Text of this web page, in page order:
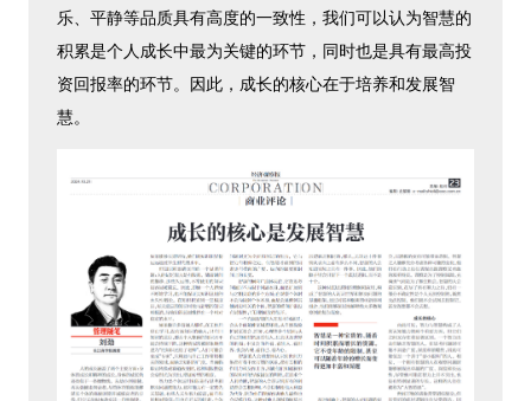
乐、平静等品质具有高度的一致性，我们可以认为智慧的
积累是个人成长中最为关键的环节，同时也是具有最高投
资回报率的环节。因此，成长的核心在于培养和发展智
慧。